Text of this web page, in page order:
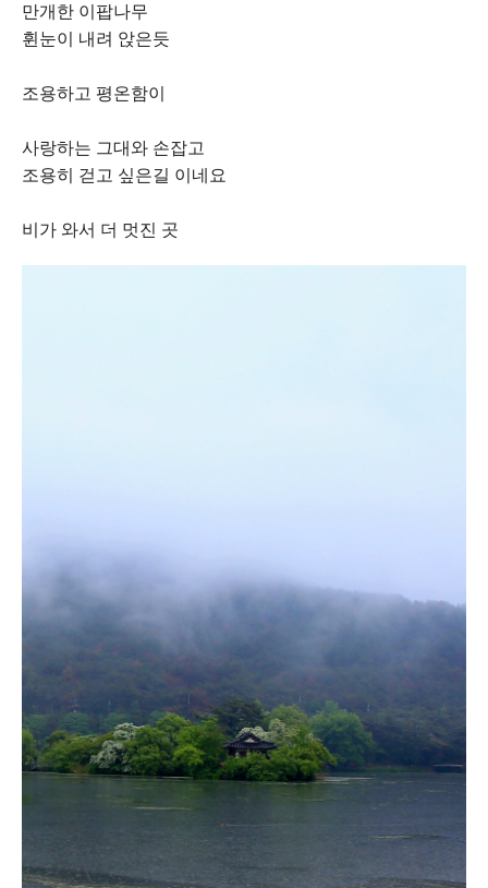
만개한 이팝나무
휜눈이 내려 앉은듯
조용하고 평온함이
사랑하는 그대와 손잡고
조용히 걷고 싶은길 이네요
비가 와서 더 멋진 곳